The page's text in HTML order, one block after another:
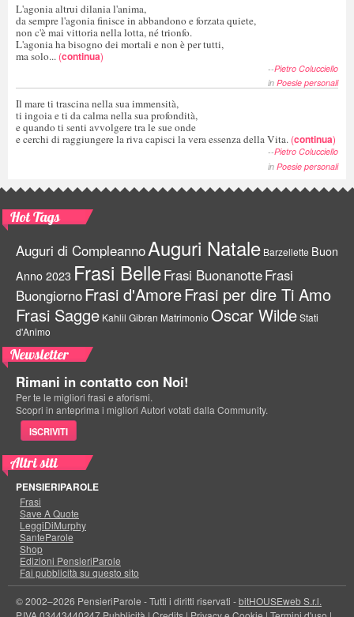
L'agonia altrui dilania l'anima,
da sempre l'agonia finisce in abbandono e forzata quiete,
non c'è mai vittoria nella lotta, né trionfo.
L'agonia ha bisogno dei mortali e non è per tutti,
ma solo... (continua)
--Pietro Colucciello
in Poesie personali
Il mare ti trascina nella sua immensità,
ti ingoia e ti da calma nella sua profondità,
e quando ti senti avvolgere tra le sue onde
e cerchi di raggiungere la riva capisci la vera essenza della Vita. (continua)
--Pietro Colucciello
in Poesie personali
Hot Tags
Auguri di CompleannoAuguri Natale Barzellette Buon
Anno 2023 Frasi BelleFrasi BuonanotteFrasi
BuongiornoFrasi d'AmoreFrasi per dire Ti Amo
Frasi Sagge Kahlil Gibran Matrimonio Oscar WildeStati
d'Animo
Newsletter
Rimani in contatto con Noi!
Per te le migliori frasi e aforismi.
Scopri in anteprima i migliori Autori votati dalla Community.
ISCRIVITI
Altri siti
PENSIERIPAROLE
Frasi
Save A Quote
LeggiDiMurphy
SanteParole
Shop
Edizioni PensieriParole
Fai pubblicità su questo sito
© 2002–2026 PensieriParole - Tutti i diritti riservati -bitHOUSEweb S.r.l.